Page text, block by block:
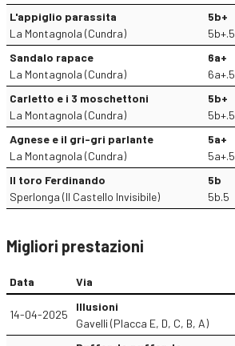
L'appiglio parassita
La Montagnola (Cundra)
5b+
5b+.5
Sandalo rapace
La Montagnola (Cundra)
6a+
6a+.5
Carletto e i 3 moschettoni
La Montagnola (Cundra)
5b+
5b+.5
Agnese e il gri-gri parlante
La Montagnola (Cundra)
5a+
5a+.5
Il toro Ferdinando
Sperlonga (Il Castello Invisibile)
5b
5b.5
Migliori prestazioni
Data Via
14-04-2025
Illusioni
Gavelli (Placca E, D, C, B, A)